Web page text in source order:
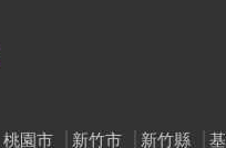
桃園市 新竹市 新竹縣